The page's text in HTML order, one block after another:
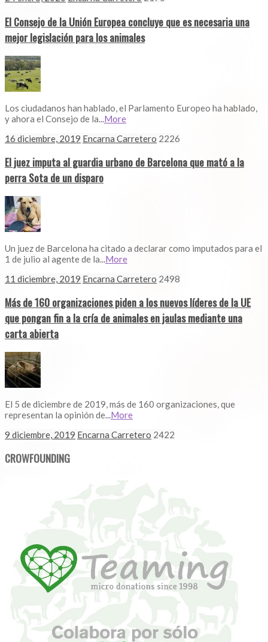
El Consejo de la Unión Europea concluye que es necesaria una
mejor legislación para los animales
Los ciudadanos han hablado, el Parlamento Europeo ha hablado,
y ahora el Consejo de la... More
16 diciembre, 2019 Encarna Carretero 2226
El juez imputa al guardia urbano de Barcelona que mató a la
perra Sota de un disparo
Un juez de Barcelona ha citado a declarar como imputados para el
1 de julio al agente de la...More
11 diciembre, 2019 Encarna Carretero 2498
Más de 160 organizaciones piden a los nuevos líderes de la UE
que pongan fin a la cría de animales en jaulas mediante una
carta abierta
El 5 de diciembre de 2019, más de 160 organizaciones, que
representan la opinión de...More
9 diciembre, 2019 Encarna Carretero 2422
CROWFOUNDING